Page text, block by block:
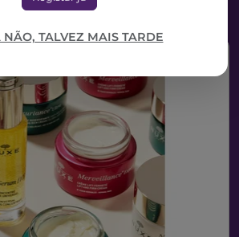
NÃO, TALVEZ MAIS TARDE